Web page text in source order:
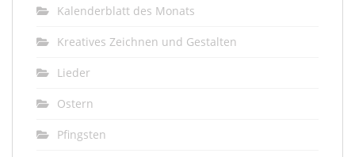
Kalenderblatt des Monats
Kreatives Zeichnen und Gestalten
Lieder
Ostern
Pfingsten